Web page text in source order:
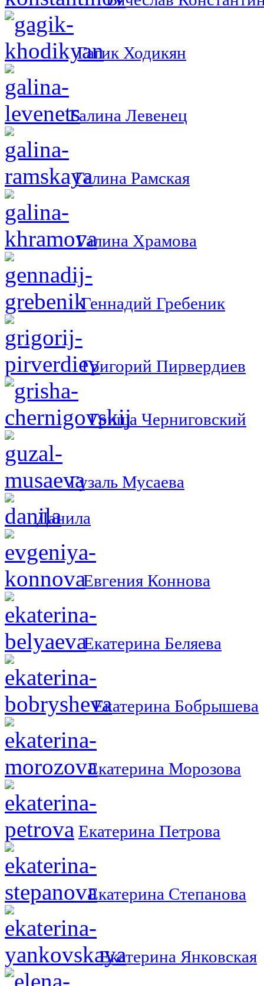
Гагик Ходикян
Галина Левенец
Галина Рамская
Галина Храмова
Геннадий Гребеник
Григорий Пирвердиев
Гриша Черниговский
Гузаль Мусаева
Данила
Евгения Коннова
Екатерина Беляева
Екатерина Бобрышева
Екатерина Морозова
Екатерина Петрова
Екатерина Степанова
Екатерина Янковская